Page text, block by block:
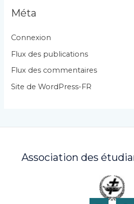
g
r
i
e
Méta
Connexion
Flux des publications
Flux des commentaires
Site de WordPress-FR
Association des